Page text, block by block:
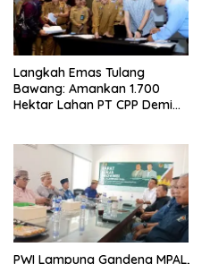
Langkah Emas Tulang
Bawang: Amankan 1.700
Hektar Lahan PT CPP Demi
PWI Lampung Gandeng MPAL,